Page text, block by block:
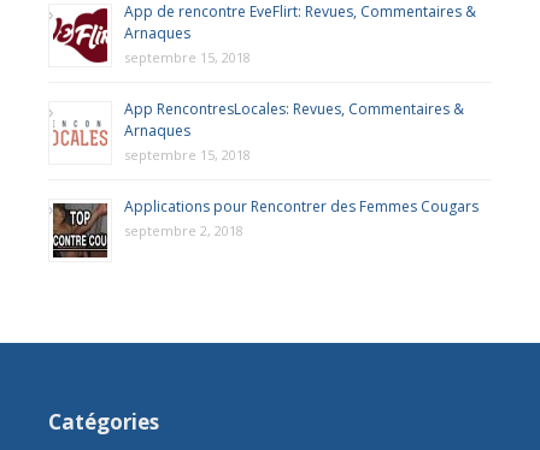
App de rencontre EveFlirt: Revues, Commentaires &
Arnaques
septembre 15, 2018
App RencontresLocales: Revues, Commentaires &
Arnaques
septembre 15, 2018
Applications pour Rencontrer des Femmes Cougars
septembre 2, 2018
Catégories